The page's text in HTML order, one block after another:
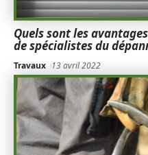
Quels sont les
de spécialistes du
Travaux 13 avril 2022